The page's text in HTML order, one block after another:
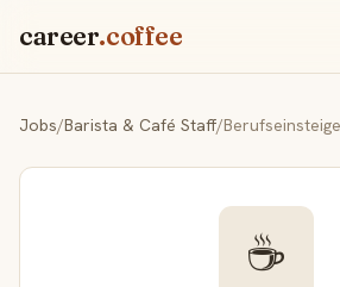
career.coffee
Jobs/Barista & Café Staff/
☕